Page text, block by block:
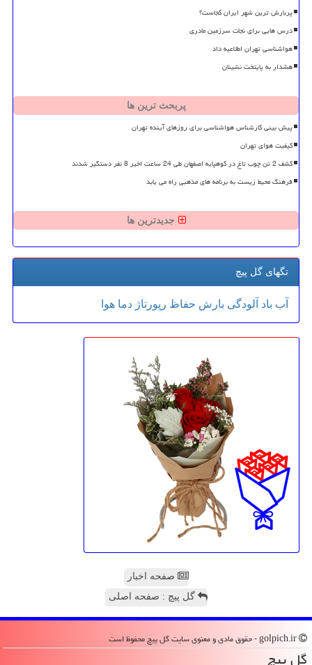
پربارش ترین شهر ایران کجاست؟
درس هایی برای نجات سرزمین مادری
هواشناسی تهران اطلاعیه داد
هشدار به پایتخت نشینان
پربحث ترین ها
پیش بینی کارشناس هواشناسی برای روزهای آینده تهران
کیفیت هوای تهران
کشف 2 تن چوب تاغ در کوهپایه اصفهان طی 24 ساعت اخیر 8 نفر دستگیر شدند
فرهنگ محیط زیست به برنامه های مذهبی راه می یابد
جدیدترین ها
تگهای گل پیچ
آب باد آلودگی بارش حفاظ رپورتاژ دما هوا
صفحه اخبار
گل پیچ : صفحه اصلی
گل پیچ